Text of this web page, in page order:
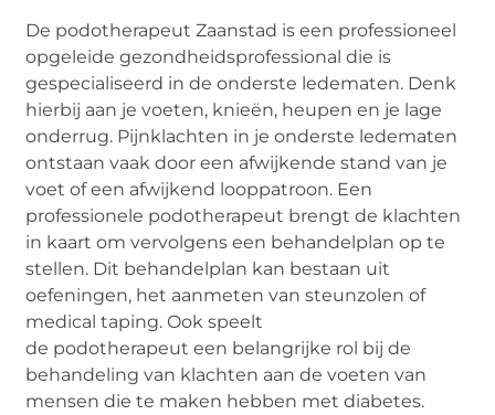
De podotherapeut Zaanstad is een professioneel
opgeleide gezondheidsprofessional die is
gespecialiseerd in de onderste ledematen. Denk
hierbij aan je voeten, knieën, heupen en je lage
onderrug. Pijnklachten in je onderste ledematen
ontstaan vaak door een afwijkende stand van je
voet of een afwijkend looppatroon. Een
professionele podotherapeut brengt de klachten
in kaart om vervolgens een behandelplan op te
stellen. Dit behandelplan kan bestaan uit
oefeningen, het aanmeten van steunzolen of
medical taping. Ook speelt
de podotherapeut een belangrijke rol bij de
behandeling van klachten aan de voeten van
mensen die te maken hebben met diabetes.